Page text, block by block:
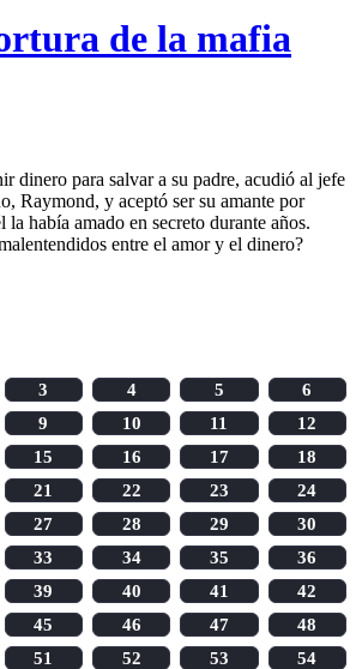
de la mafia
dinero para salvar a su padre, acudió al jefe
Raymond, y aceptó ser su amante por
la había amado en secreto durante años.
entre el amor y el dinero?
3 4 5
6
9 10 11
12
15 16 17
18
21 22 23
24
27 28 29
30
33 34 35
36
39 40 41
42
45 46 47
48
51 52 53
54